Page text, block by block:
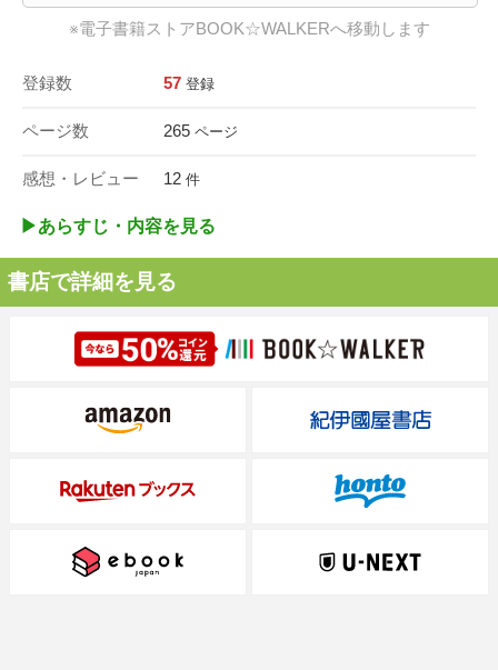
※電子書籍ストアBOOK☆WALKERへ移動します
登録数 57 登録
ページ数 265 ページ
感想・レビュー 12 件
▶︎あらすじ・内容を見る
書店で詳細を見る